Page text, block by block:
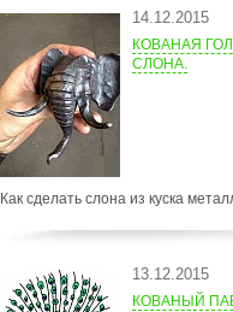
14.12.2015
КОВАНАЯ
СЛОНА.
Как сделать слона из куска
13.12.2015
КОВАНЫЙ